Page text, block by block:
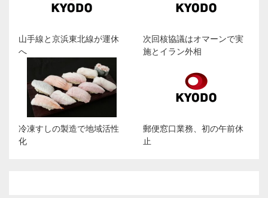
山手線と京浜東北線が運休
へ
次回核協議はオマーンで実
施とイラン外相
冷凍すしの製造で地域活性
化
郵便窓口業務、初の午前休
止